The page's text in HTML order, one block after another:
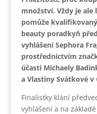
množství. Vždy je ale
pomůže
beauty poradkyň
vyhlášení Sephora
prostřednictvím
účasti Michaely
a Vlastiny Svátkové v
Finalistky klání
vyhlášení a na